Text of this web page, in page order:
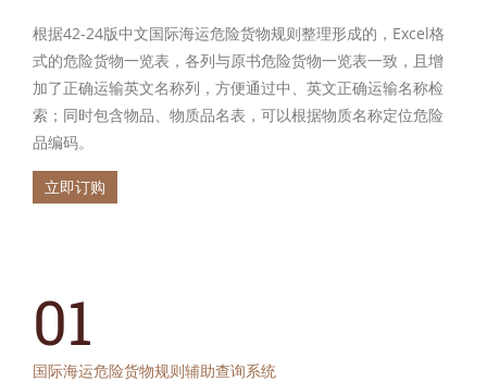
根据42-24版中文国际海运危险货物规则整理形成的，Excel格
式的危险货物一览表，各列与原书危险货物一览表一致，且增
加了正确运输英文名称列，方便通过中、英文正确运输名称检
索；同时包含物品、物质品名表，可以根据物质名称定位危险
品编码。
立即订购
01
国际海运危险货物规则辅助查询系统